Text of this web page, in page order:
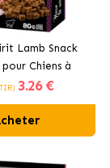
Lamb Snack
Chiens à
3.26 €